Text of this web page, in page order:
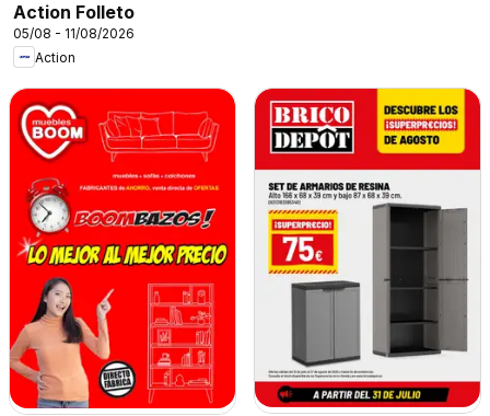
Action Folleto
05/08 - 11/08/2026
Action